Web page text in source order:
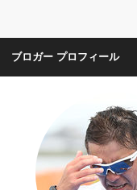
ブロガー プロフィール